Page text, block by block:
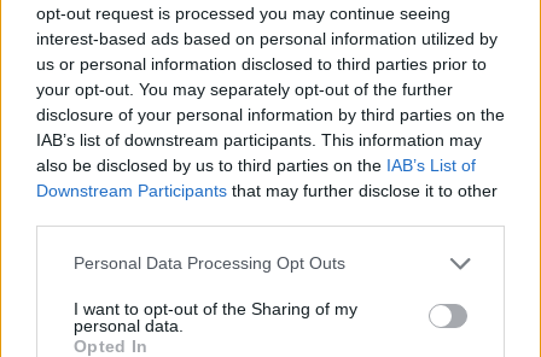
opt-out request is processed you may continue seeing
interest-based ads based on personal information utilized by
us or personal information disclosed to third parties prior to
your opt-out. You may separately opt-out of the further
disclosure of your personal information by third parties on the
IAB’s list of downstream participants. This information may
also be disclosed by us to third parties on the IAB’s List of
Downstream Participants that may further disclose it to other
Personal Data Processing Opt Outs
I want to opt-out of the Sharing of my
personal data.
Opted In
Følg med
i Aalborg og omegn